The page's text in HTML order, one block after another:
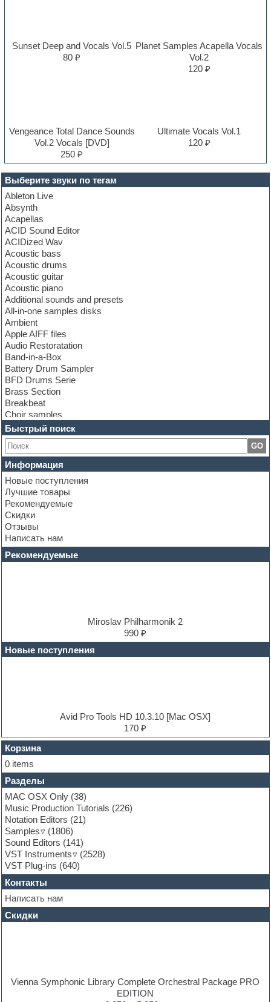
Выберите звуки по тегам
Ableton Live
Absynth
Acapellas
ACID Sound Editor
ACIDized Wav
Acoustic bass
Acoustic drums
Acoustic guitar
Acoustic piano
Additional sounds and presets
All-in-one samples disks
Ambient
Apple AIFF files
Audio Restoratation
Band-in-a-Box
Battery Drum Sampler
BFD Drums Serie
Brass Section
Breakbeat
Choir samples
Chris Hein Samples
Cinematic samples
Club bass
Club leads
Club sounds
Construction kits
Convolution
Cubase
Dance drums
Dance music production tutorials
DAW
Disco samples
DJ Software
Electric guitar
Electric piano
EXS24 Instruments
FL Studio
Flute
Folk samples
Fruityloops
Funk
Garritan
General MIDI kits
Guitar emulation
Guitar loops
Guitar processing and effects
Hands-up samples
Hardstyle
Heavy metal sample packs
Hip-hop
House music
Hypersonic
Jazz
Loops
Maschine Expansion
Быстрый поиск
GO
Информация
Новые поступления
Лучшие товары
Рекомендуемые
Скидки
Отзывы
Написать нам
Рекомендуемые
Miroslav Philharmonik 2
990 ₽
Новые поступления
Avid Pro Tools HD 10.3.10 [Mac OSX]
170 ₽
Sunset Deep and Vocals Vol.5
80 ₽
Planet Samples Acapella Vocals
Vol.2
120 ₽
Vengeance Total Dance Sounds
Vol.2 Vocals [DVD]
250 ₽
Ultimate Vocals Vol.1
120 ₽
Корзина
0 items
Разделы
MAC OSX Only (38)
Music Production Tutorials (226)
Notation Editors (21)
Samples
(1806)
Sound Editors (141)
VST Instruments
(2528)
VST Plug-ins (640)
Контакты
Написать нам
Скидки
Vienna Symphonic Library Complete Orchestral Package PRO
EDITION